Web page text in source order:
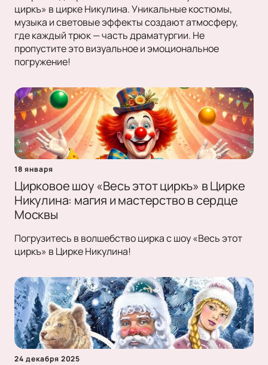
циркъ» в цирке Никулина. Уникальные костюмы,
музыка и световые эффекты создают атмосферу,
где каждый трюк — часть драматургии. Не
пропустите это визуальное и эмоциональное
погружение!
18 января
Цирковое шоу «Весь этот циркъ» в Цирке
Никулина: магия и мастерство в сердце
Москвы
Погрузитесь в волшебство цирка с шоу «Весь этот
циркъ» в Цирке Никулина!
24 декабря 2025